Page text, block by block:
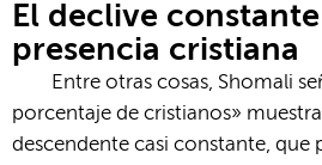
El declive
presencia cristiana
Entre otras cosas, Shomali
porcentaje de cristianos»
descendente casi constante, que